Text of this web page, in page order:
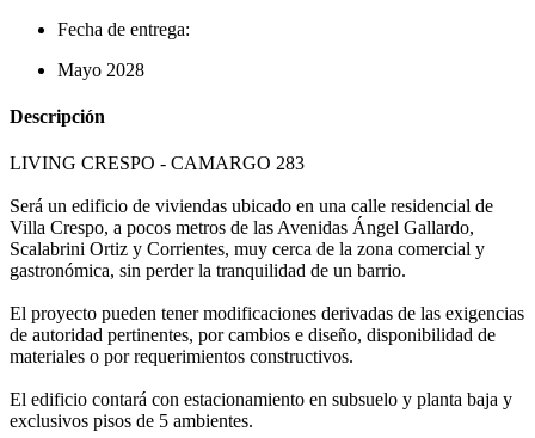
Fecha de entrega:
Mayo 2028
Descripción
LIVING CRESPO - CAMARGO 283
Será un edificio de viviendas ubicado en una calle residencial de
Villa Crespo, a pocos metros de las Avenidas Ángel Gallardo,
Scalabrini Ortiz y Corrientes, muy cerca de la zona comercial y
gastronómica, sin perder la tranquilidad de un barrio.
El proyecto pueden tener modificaciones derivadas de las exigencias
de autoridad pertinentes, por cambios e diseño, disponibilidad de
materiales o por requerimientos constructivos.
El edificio contará con estacionamiento en subsuelo y planta baja y
exclusivos pisos de 5 ambientes.